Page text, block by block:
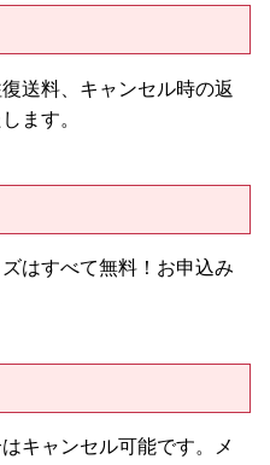
送料、キャンセル時の返
ます。
はすべて無料！お申込み
キャンセル可能です。メ